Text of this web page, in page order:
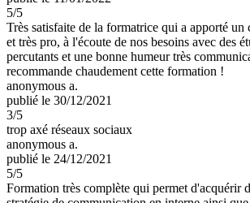
5/5
Très satisfaite de la formatrice qui a apporté un
et très pro, à l'écoute de nos besoins avec des
percutants et une bonne humeur très
recommande chaudement cette formation !
anonymous a.
publié le 30/12/2021
3/5
trop axé réseaux sociaux
anonymous a.
publié le 24/12/2021
5/5
Formation très complète qui permet d'acquérir